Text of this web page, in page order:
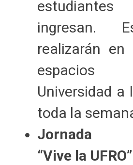
ingresan.
realizarán en
Universidad a
toda la
Jornada
“Vive la